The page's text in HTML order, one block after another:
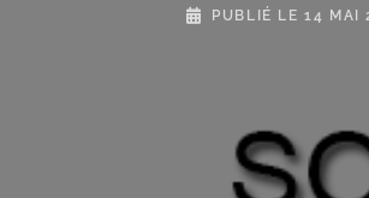
PUBLIÉ LE14 MAI